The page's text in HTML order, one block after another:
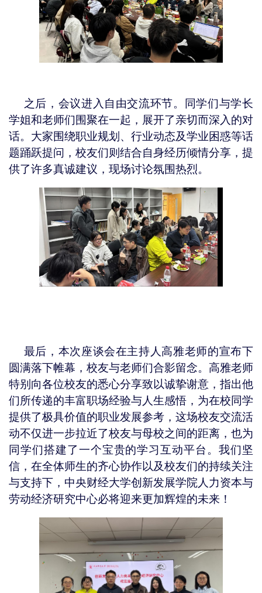
之后，会议进入自由交流环节。同学们与学长
学姐和老师们围聚在一起，展开了亲切而深入的对
话。大家围绕职业规划、行业动态及学业困惑等话
题踊跃提问，校友们则结合自身经历倾情分享，提
供了许多真诚建议，现场讨论氛围热烈。
最后，本次座谈会在主持人高雅老师的宣布下
圆满落下帷幕，校友与老师们合影留念。高雅老师
特别向各位校友的悉心分享致以诚挚谢意，指出他
们所传递的丰富职场经验与人生感悟，为在校同学
提供了极具价值的职业发展参考，这场校友交流活
动不仅进一步拉近了校友与母校之间的距离，也为
同学们搭建了一个宝贵的学习互动平台。我们坚
信，在全体师生的齐心协作以及校友们的持续关注
与支持下，中央财经大学创新发展学院人力资本与
劳动经济研究中心必将迎来更加辉煌的未来！